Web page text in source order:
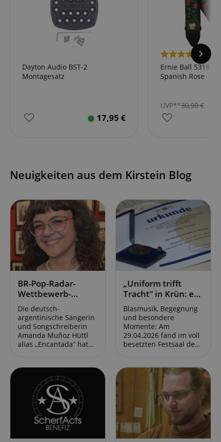
Dayton Audio BST-2
Montagesatz
17,95 €
17
Ernie Ball 5318
Spanish Rose
UVP**30,90€
Neuigkeiten aus dem Kirstein Blog
BR-Pop-Radar-
Wettbewerb-
Gewinnerin
Encantada:
„Heimatsound ist
Vielfalt.“
Die deutsch-
argentinische Sängerin
und Songschreiberin
Amanda Muñoz Hüttl
alias „Encantada“ hat
Bayern 2 gewonnen.
Encantada gebührt
damit das Privileg, das
diesjährige
Heimatsound-Festival in
Oberammergau am 31.
Juli 2026 zu eröffnen.
Zudem erhält sie einen
„Uniform trifft
Tracht“ in Krün: es
war uns eine Ehre!
Blasmusik, Begegnung
und besondere
Momente: Am
29.04.2026 fand im voll
besetzten Festsaal des
„Uniform trifft Tracht“
ein Konzert mit dem
Bezirksorchester
Werdenfels und dem
Gebirgsmusikkorps der
Bundeswehr statt. Wir
haben den
abwechslungsreichen